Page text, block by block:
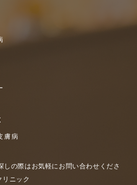
膚病
しの際はお気軽にお問い合わせくださ
ニック